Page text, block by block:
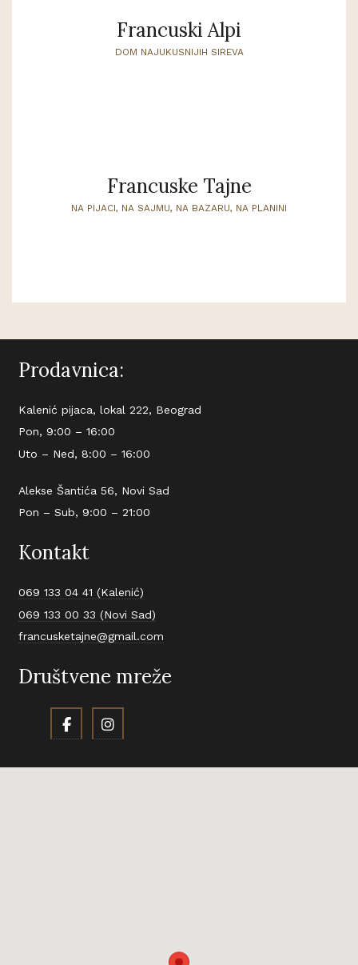
Francuski Alpi
DOM NAJUKUSNIJIH SIREVA
Francuske Tajne
NA PIJACI, NA SAJMU, NA BAZARU, NA PLANINI
Prodavnica:
Kalenić pijaca, lokal 222, Beograd
Pon, 9:00 – 16:00
Uto – Ned, 8:00 – 16:00
Alekse Šantića 56, Novi Sad
Pon – Sub, 9:00 – 21:00
Kontakt
069 133 04 41 (Kalenić)
069 133 00 33 (Novi Sad)
francusketajne@gmail.com
Društvene mreže